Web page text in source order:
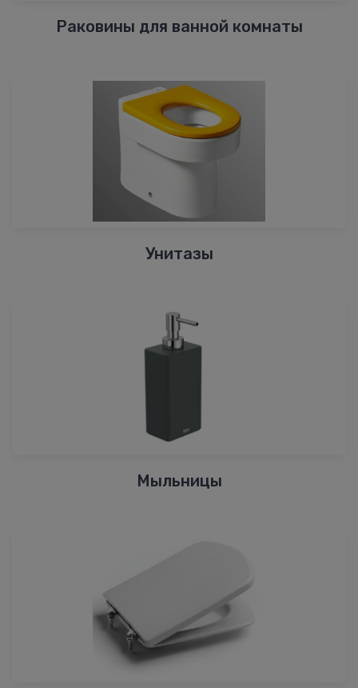
Раковины для ванной комнаты
Унитазы
Мыльницы